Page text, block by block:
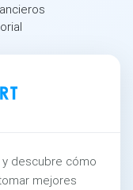
descubre cómo
mejores